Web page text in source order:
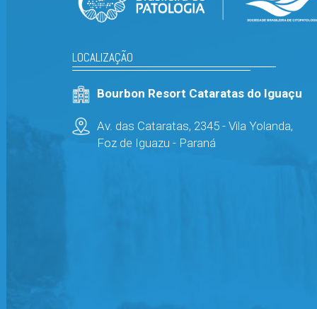
LOCALIZAÇÃO
Bourbon Resort Cataratas do Iguaçu
Av. das Cataratas, 2345 - Vila Yolanda,
Foz de Iguazu - Paraná